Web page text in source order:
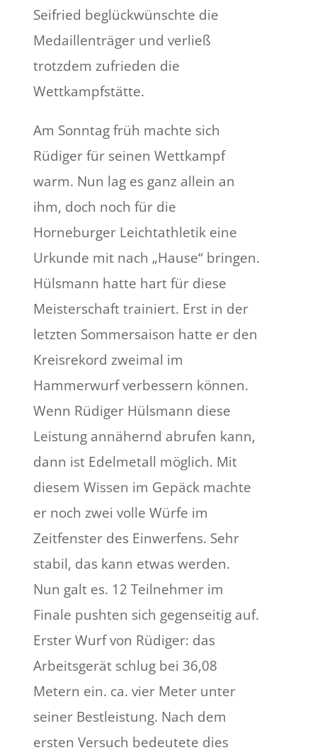
Seifried beglückwünschte die
Medaillenträger und verließ
trotzdem zufrieden die
Wettkampfstätte.
Am Sonntag früh machte sich
Rüdiger für seinen Wettkampf
warm. Nun lag es ganz allein an
ihm, doch noch für die
Horneburger Leichtathletik eine
Urkunde mit nach „Hause“ bringen.
Hülsmann hatte hart für diese
Meisterschaft trainiert. Erst in der
letzten Sommersaison hatte er den
Kreisrekord zweimal im
Hammerwurf verbessern können.
Wenn Rüdiger Hülsmann diese
Leistung annähernd abrufen kann,
dann ist Edelmetall möglich. Mit
diesem Wissen im Gepäck machte
er noch zwei volle Würfe im
Zeitfenster des Einwerfens. Sehr
stabil, das kann etwas werden.
Nun galt es. 12 Teilnehmer im
Finale pushten sich gegenseitig auf.
Erster Wurf von Rüdiger: das
Arbeitsgerät schlug bei 36,08
Metern ein. ca. vier Meter unter
seiner Bestleistung. Nach dem
ersten Versuch bedeutete dies